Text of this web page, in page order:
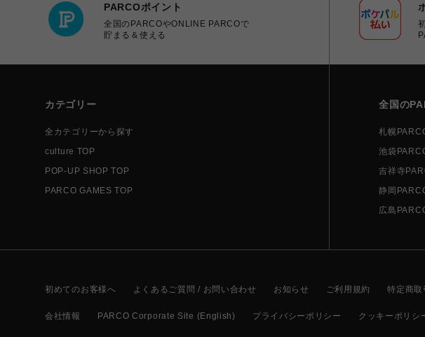
PARCOポイント
全国のPARCOやONLINE PARCOで
貯まる＆使える
カテゴリー
全カテゴリーから探す
culture TOP
POP-UP SHOP TOP
PARCO GAMES TOP
全国の
札幌
池袋
吉祥寺
静岡
広島
初めてのお客様へ よくあるご質問 / お問い合わせ お知らせ ご利用規約 特定商取
会社情報 PARCO Corporate Site (English) プライバシーポリシー クッキーポリシ